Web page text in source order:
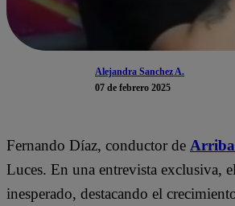
Alejandra Sanchez A.
07 de febrero 2025
Fernando Díaz, conductor de
Luces. En una entrevista exclusiva,
inesperado, destacando el